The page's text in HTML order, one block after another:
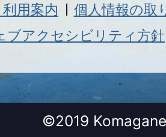
用案内
個人情報の取
ブアクセシビリティ方針
©2019